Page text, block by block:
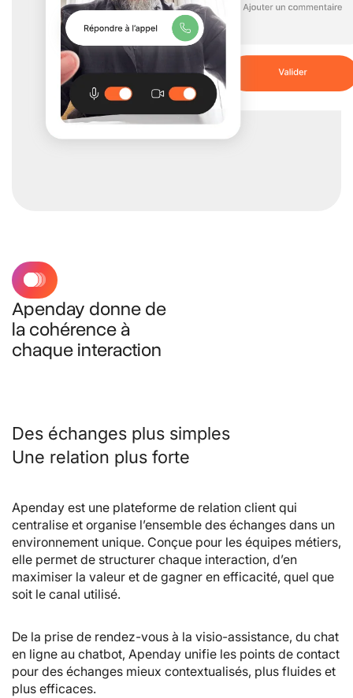
Apenday donne de
la cohérence à
chaque interaction
Des échanges plus simples
Une relation plus forte
Apenday est une plateforme de relation client qui
centralise et organise l’ensemble des échanges dans un
environnement unique. Conçue pour les équipes métiers,
elle permet de structurer chaque interaction, d’en
maximiser la valeur et de gagner en efficacité, quel que
soit le canal utilisé.
De la prise de rendez-vous à la visio-assistance, du chat
en ligne au chatbot, Apenday unifie les points de contact
pour des échanges mieux contextualisés, plus fluides et
plus efficaces.